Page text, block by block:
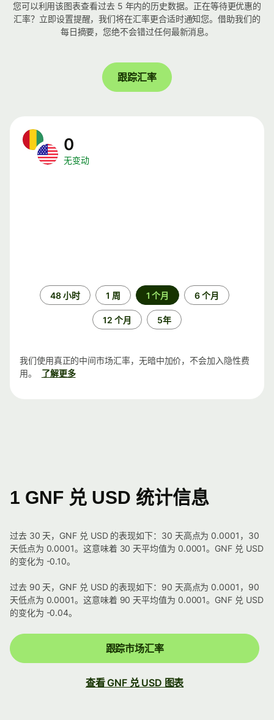
您可以利用该图表查看过去 5 年内的历史数据。正在等待更优惠的
汇率？立即设置提醒，我们将在汇率更合适时通知您。借助我们的
每日摘要，您绝不会错过任何最新消息。
跟踪汇率
0
无变动
48 小时 1 周 1 个月 6 个月
12 个月 5年
我们使用真正的中间市场汇率，无暗中加价，不会加入隐性费
用。
了解更多
1 GNF 兑 USD 统计信息
过去 30 天，GNF 兑 USD 的表现如下：30 天高点为 0.0001，30
天低点为 0.0001。这意味着 30 天平均值为 0.0001。GNF 兑 USD
的变化为 -0.10。
过去 90 天，GNF 兑 USD 的表现如下：90 天高点为 0.0001，90
天低点为 0.0001。这意味着 90 天平均值为 0.0001。GNF 兑 USD
的变化为 -0.04。
跟踪市场汇率
查看 GNF 兑 USD 图表